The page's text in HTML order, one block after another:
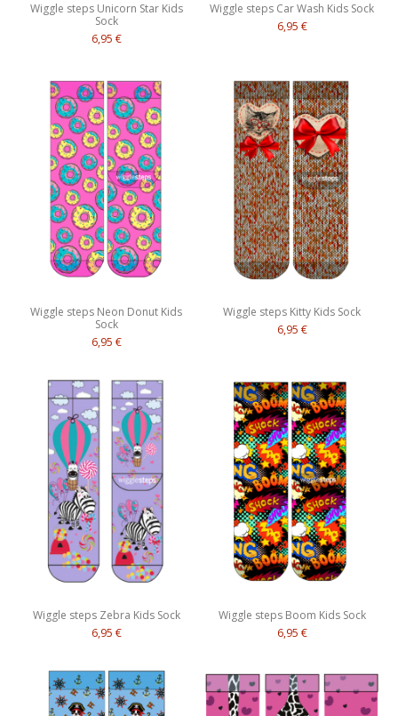
Wiggle steps Unicorn Star Kids
Sock
6,95 €
Wiggle steps Car Wash Kids Sock
6,95 €
Wiggle steps Neon Donut Kids
Sock
6,95 €
Wiggle steps Kitty Kids Sock
6,95 €
Wiggle steps Zebra Kids Sock
6,95 €
Wiggle steps Boom Kids Sock
6,95 €